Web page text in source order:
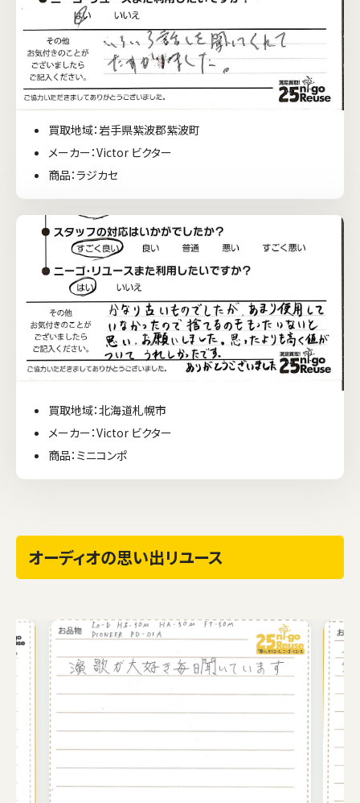
買取地域：岩手県紫波郡紫波町
メーカー：Victor ビクター
商品：ラジカセ
買取地域：北海道札幌市
メーカー：Victor ビクター
商品：ミニコンポ
オーディオの思い出リユース